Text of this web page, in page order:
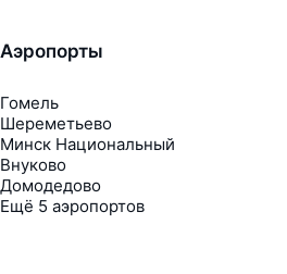
Аэропорты
Гомель
Шереметьево
Минск Национальный
Внуково
Домодедово
Ещё 5 аэропортов